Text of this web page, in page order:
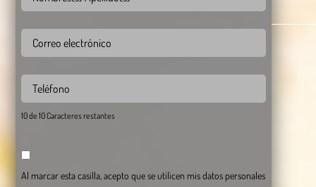
10 de 10 Caracteres restantes
Al marcar esta casilla, acepto que se utilicen mis datos personales